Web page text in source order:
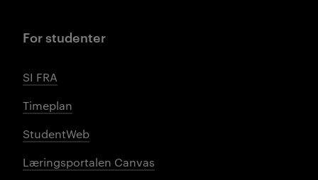
For studenter
SI FRA
Timeplan
StudentWeb
Læringsportalen Canvas